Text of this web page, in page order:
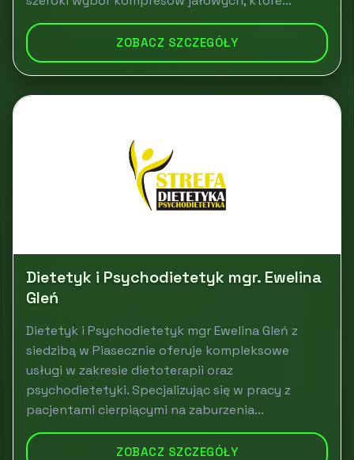
ZOBACZ SZCZEGÓŁY
Dietetyk i Psychodietetyk mgr. Ewelina
Gleń
Dietetyk i Psychodietetyk mgr Ewelina Gleń z
siedzibą w Piasecznie oferuje kompleksowe
usługi w zakresie dietoterapii oraz
psychodietetyki. Specjalizując się w pracy z
pacjentami cierpiącymi na zaburzenia...
ZOBACZ SZCZEGÓŁY